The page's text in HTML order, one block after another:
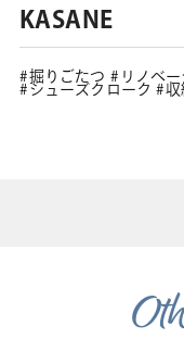
KASANE
掘りごたつ リノベ
シューズクローク
収